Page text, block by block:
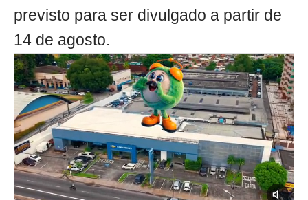
previsto para ser divulgado a partir de
14 de agosto.